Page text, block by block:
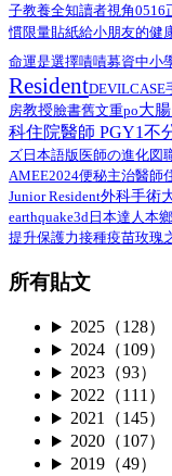
子教養全知讀者視角0516
慣限量貼紙給小朋友的健
命運是選擇嘖嘖募資中小
ResidentDEVILCASE
房教授臉書舊文重po大腸
科住院醫師 PGY1不
ズ日本語版医師の進化図
AMEE2024便秘主治醫師
Junior Resident外科手術
earthquake3d 日本達人本鄉
提升保護力接種疫苗玫瑰
所有貼文
2025（128）
2024（109）
2023（93）
2022（111）
2021（145）
2020（107）
2019（49）